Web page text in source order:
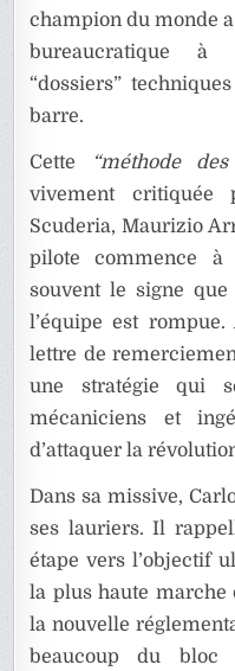
champion du monde
bureaucratique à
“dossiers”
barre.
Cette “méthode
vivement critiquée
Scuderia, Maurizio
pilote commence à
souvent le signe
l’équipe est
lettre de
une stratégie qui
mécaniciens et
d’attaquer la
Dans sa missive,
ses lauriers. Il
étape vers l’objectif
la plus haute marche
la nouvelle
beaucoup du